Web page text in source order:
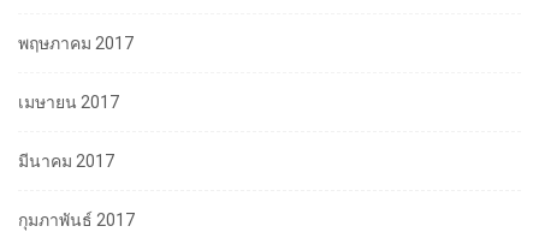
พฤษภาคม 2017
เมษายน 2017
มีนาคม 2017
กุมภาพันธ์ 2017